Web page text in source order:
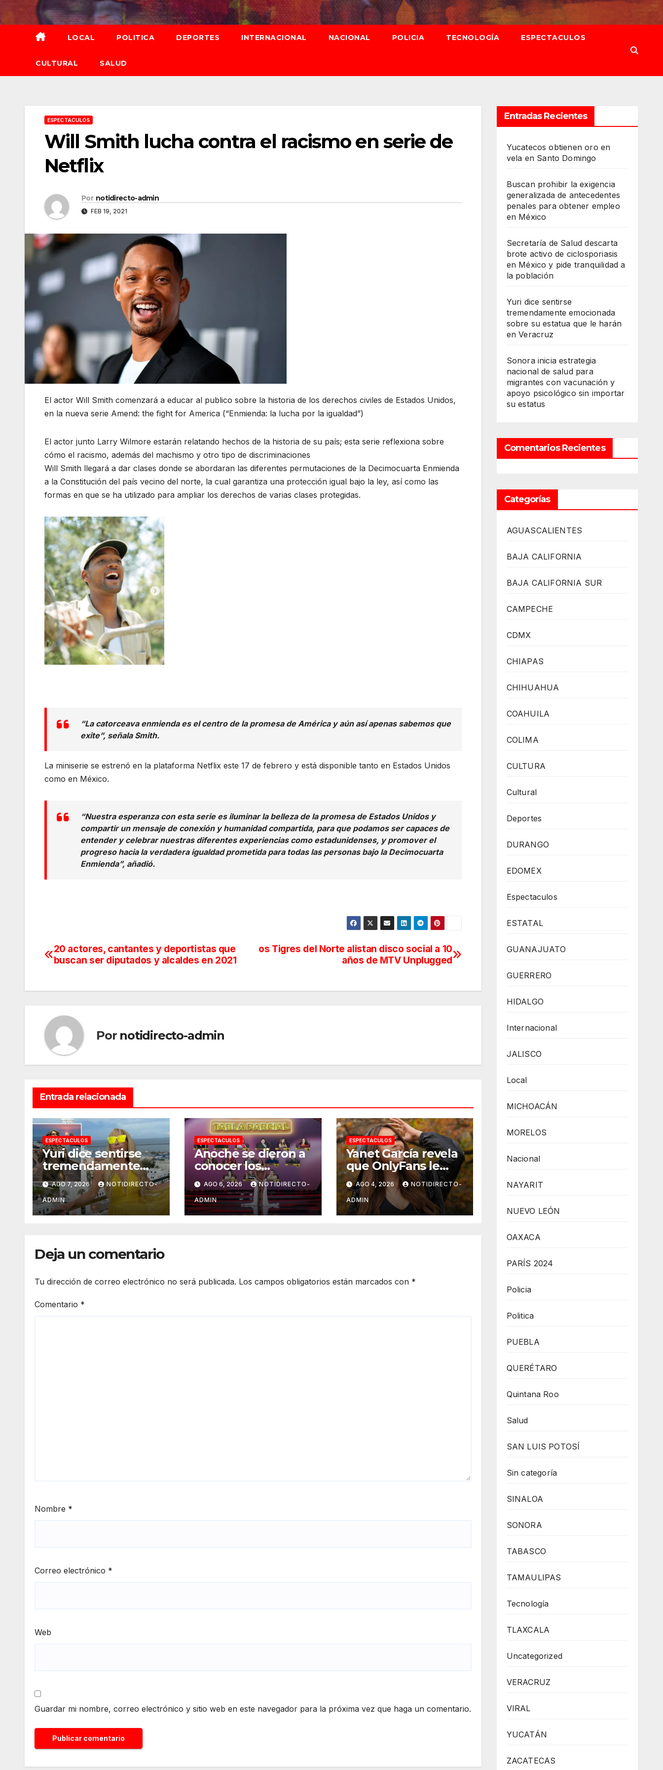
al
contenido
LOCAL POLITICA DEPORTES INTERNACIONAL NACIONAL POLICIA TECNOLOGÍA ESPECTACULOS
CULTURAL SALUD
ESPECTACULOS
Will Smith lucha contra el racismo en serie de
Netflix
Por notidirecto-admin
FEB 19, 2021
El actor Will Smith comenzará a educar al publico sobre la historia de los derechos civiles de Estados Unidos,
en la nueva serie Amend: the fight for America (“Enmienda: la lucha por la igualdad”)
El actor junto Larry Wilmore estarán relatando hechos de la historia de su país; esta serie reflexiona sobre
cómo el racismo, además del machismo y otro tipo de discriminaciones
Will Smith llegará a dar clases donde se abordaran las diferentes permutaciones de la Decimocuarta Enmienda
a la Constitución del país vecino del norte, la cual garantiza una protección igual bajo la ley, así como las
formas en que se ha utilizado para ampliar los derechos de varias clases protegidas.
“La catorceava enmienda es el centro de la promesa de América y aún así apenas sabemos que
exite”, señala Smith.
La miniserie se estrenó en la plataforma Netflix este 17 de febrero y está disponible tanto en Estados Unidos
como en México.
“Nuestra esperanza con esta serie es iluminar la belleza de la promesa de Estados Unidos y
compartir un mensaje de conexión y humanidad compartida, para que podamos ser capaces de
entender y celebrar nuestras diferentes experiencias como estadunidenses, y promover el
progreso hacia la verdadera igualdad prometida para todas las personas bajo la Decimocuarta
Enmienda”, añadió.
Navegación
entradas
os Tigres del Norte alistan disco social a 10
años de MTV Unplugged
20 actores, cantantes y deportistas que
buscan ser diputados y alcaldes en 2021
Por notidirecto-admin
Entrada relacionada
ESPECTACULOS
Yuri dice sentirse
tremendamente
emocionada sobre
su estatua que le
harán en Veracruz
AGO 7, 2026 NOTIDIRECTO-
ADMIN
ESPECTACULOS
Anoche se dieron a
conocer los
nominados de La
Casa de los
Famosos México
2026 en la segunda
AGO 6, 2026 NOTIDIRECTO-
ADMIN
ESPECTACULOS
Yanet García revela
que OnlyFans le
permitió comprar
un departamento
en Manhattan
AGO 4, 2026 NOTIDIRECTO-
ADMIN
Deja un comentario
Tu dirección de correo electrónico no será publicada. Los campos obligatorios están marcados con *
Comentario *
Nombre *
Correo electrónico *
Web
Guardar mi nombre, correo electrónico y sitio web en este navegador para la próxima vez que haga un comentario.
Entradas Recientes
Yucatecos obtienen oro en
vela en Santo Domingo
Buscan prohibir la exigencia
generalizada de antecedentes
penales para obtener empleo
en México
Secretaría de Salud descarta
brote activo de ciclosporiasis
en México y pide tranquilidad a
la población
Yuri dice sentirse
tremendamente emocionada
sobre su estatua que le harán
en Veracruz
Sonora inicia estrategia
nacional de salud para
migrantes con vacunación y
apoyo psicológico sin importar
su estatus
Comentarios Recientes
Categorías
AGUASCALIENTES
BAJA CALIFORNIA
BAJA CALIFORNIA SUR
CAMPECHE
CDMX
CHIAPAS
CHIHUAHUA
COAHUILA
COLIMA
CULTURA
Cultural
Deportes
DURANGO
EDOMEX
Espectaculos
ESTATAL
GUANAJUATO
GUERRERO
HIDALGO
Internacional
JALISCO
Local
MICHOACÁN
MORELOS
Nacional
NAYARIT
NUEVO LEÓN
OAXACA
PARÍS 2024
Policia
Politica
PUEBLA
QUERÉTARO
Quintana Roo
Salud
SAN LUIS POTOSÍ
Sin categoría
SINALOA
SONORA
TABASCO
TAMAULIPAS
Tecnología
TLAXCALA
Uncategorized
VERACRUZ
VIRAL
YUCATÁN
ZACATECAS